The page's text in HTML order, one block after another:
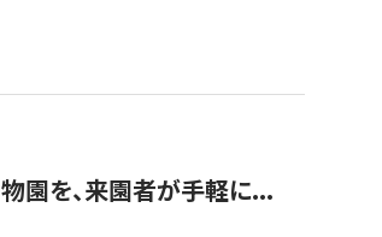
園を、来園者が手軽に...